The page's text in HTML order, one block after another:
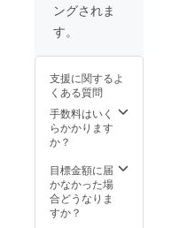
ます。
通費、
滞在費
は自己
負担で
お願い
致しま
ターン
はソル
やフェ
担頂き
い申し
す。 ※
詳細は
公演が
近くな
りまし
めてLA
MANO
より
メール
備等は
者様に
い致し
ます。
※会場費
等につ
きまし
支援者
様にす
べてご
負担頂
欄にご
い。 ※
ターン
の実施
は2回目
公演終
了後の
20:30以
降とな
りま
す。 ※
ングされま
す。
支援に関するよ
くある質問
手数料はいく
らかかります
か？
目標金額に届
かなかった場
合どうなりま
すか？